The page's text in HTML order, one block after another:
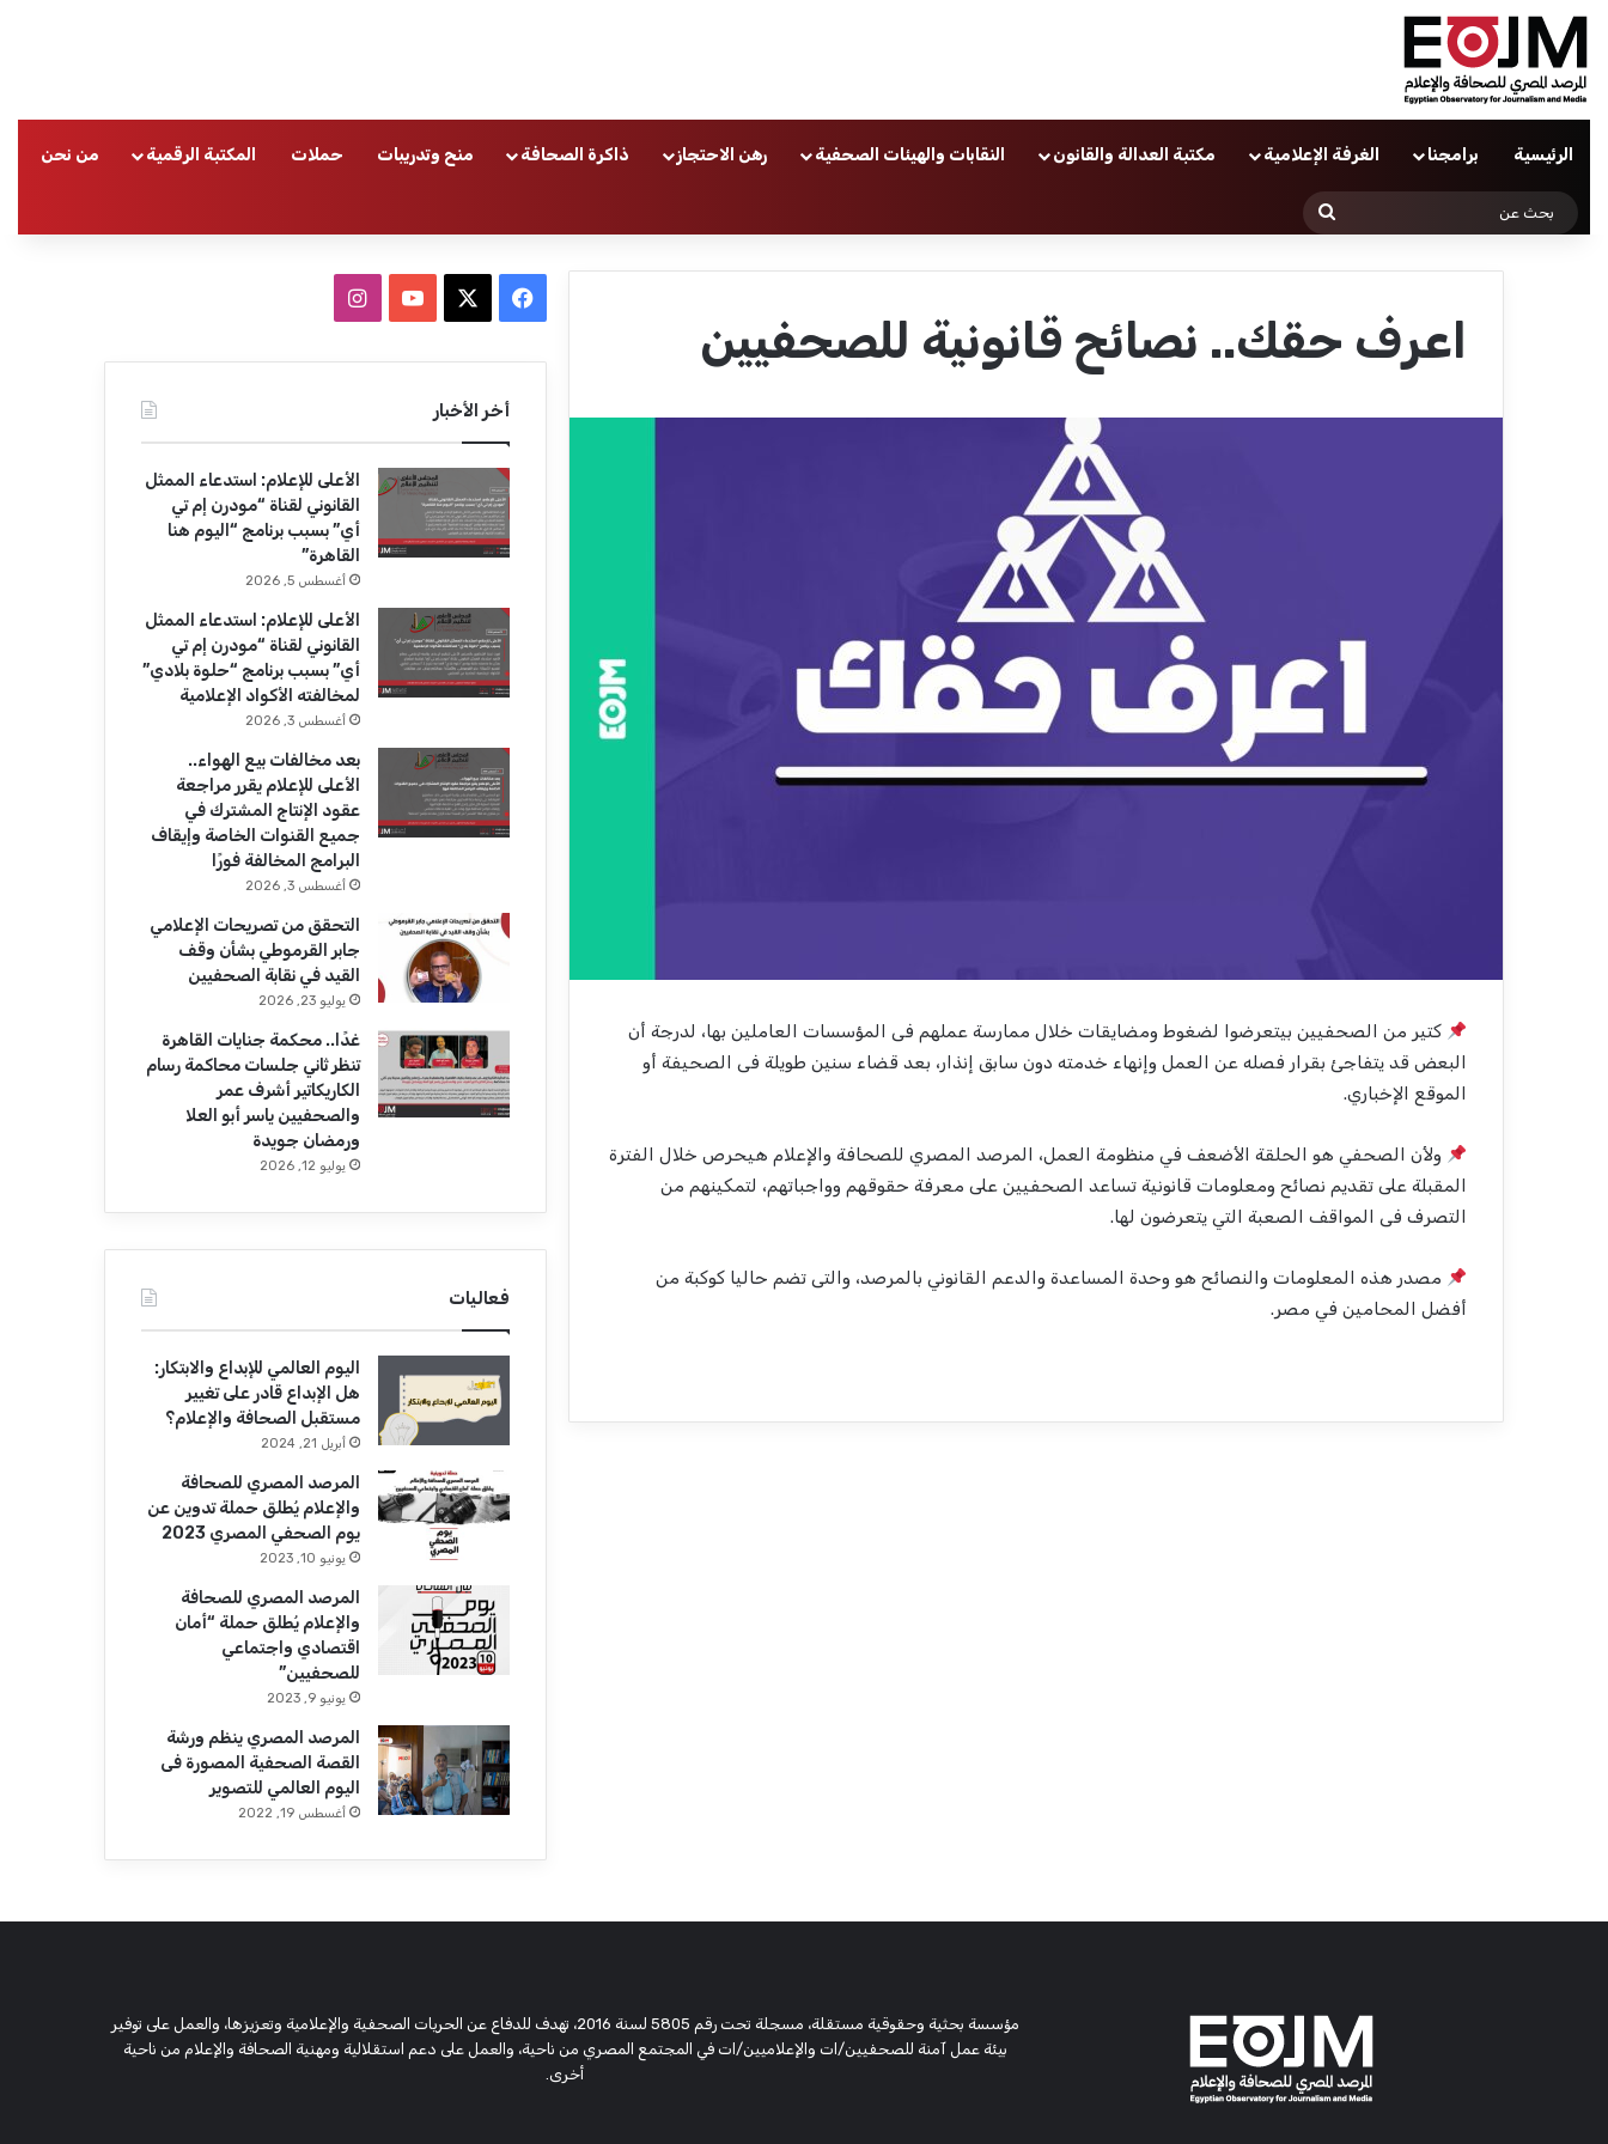
الرئيسية برامجنا الغرفة الإعلامية مكتبة العدالة والقانون النقابات والهيئات الصحفية رهن الاحتجاز ذاكرة الصحافة منح وتدريبات حملات المكتبة الرقمية من نحن
اعرف حقك.. نصائح قانونية للصحفيين
كتير من الصحفيين بيتعرضوا لضغوط ومضايقات خلال ممارسة عملهم فى المؤسسات العاملين بها، لدرجة أن
البعض قد يتفاجئ بقرار فصله عن العمل وإنهاء خدمته دون سابق إنذار، بعد قضاء سنين طويلة فى الصحيفة أو
الموقع الإخباري.
ولأن الصحفي هو الحلقة الأضعف في منظومة العمل، المرصد المصري للصحافة والإعلام هيحرص خلال الفترة
المقبلة على تقديم نصائح ومعلومات قانونية تساعد الصحفيين على معرفة حقوقهم وواجباتهم، لتمكينهم من
التصرف فى المواقف الصعبة التي يتعرضون لها.
مصدر هذه المعلومات والنصائح هو وحدة المساعدة والدعم القانوني بالمرصد، والتى تضم حاليا كوكبة من
أفضل المحامين في مصر.
ب
و
ك
u
T
u
e
ا
ت
ق
ر
ا
م
أخر الأخبار
الأعلى للإعلام: استدعاء الممثل
القانوني لقناة “مودرن إم تي
أي” بسبب برنامج “اليوم هنا
القاهرة”
أغسطس 5, 2026
الأعلى للإعلام: استدعاء الممثل
القانوني لقناة “مودرن إم تي
أي” بسبب برنامج “حلوة بلادي”
لمخالفته الأكواد الإعلامية
أغسطس 3, 2026
بعد مخالفات بيع الهواء..
الأعلى للإعلام يقرر مراجعة
عقود الإنتاج المشترك في
جميع القنوات الخاصة وإيقاف
البرامج المخالفة فورًا
أغسطس 3, 2026
التحقق من تصريحات الإعلامي
جابر القرموطي بشأن وقف
القيد في نقابة الصحفيين
يوليو 23, 2026
غدًا.. محكمة جنايات القاهرة
تنظر ثاني جلسات محاكمة رسام
الكاريكاتير أشرف عمر
والصحفيين ياسر أبو العلا
ورمضان جويدة
يوليو 12, 2026
فعاليات
اليوم العالمي للإبداع والابتكار:
هل الإبداع قادر على تغيير
مستقبل الصحافة والإعلام؟
أبريل 21, 2024
المرصد المصري للصحافة
والإعلام يُطلق حملة تدوين عن
يوم الصحفي المصري 2023
يونيو 10, 2023
المرصد المصري للصحافة
والإعلام يُطلق حملة “أمان
اقتصادي واجتماعي
للصحفيين”
يونيو 9, 2023
المرصد المصري ينظم ورشة
القصة الصحفية المصورة فى
اليوم العالمي للتصوير
أغسطس 19, 2022
مؤسسة بحثية وحقوقية مستقلة، مسجلة تحت رقم 5805 لسنة 2016، تهدف للدفاع عن الحريات الصحفية والإعلامية وتعزيزها، والعمل على توفير
بيئة عمل آمنة للصحفيين/ات والإعلاميين/ات في المجتمع المصري من ناحية، والعمل على دعم استقلالية ومهنية الصحافة والإعلام من ناحية
أخرى.